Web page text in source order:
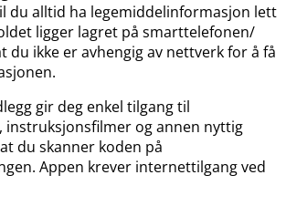
du alltid ha legemiddelinformasjon lett
ligger lagret på smarttelefonen​/​
du ikke er avhengig av nettverk for å få
gir deg enkel tilgang til
instruksjonsfilmer og annen nyttig
du skanner koden på
Appen krever internettilgang ved